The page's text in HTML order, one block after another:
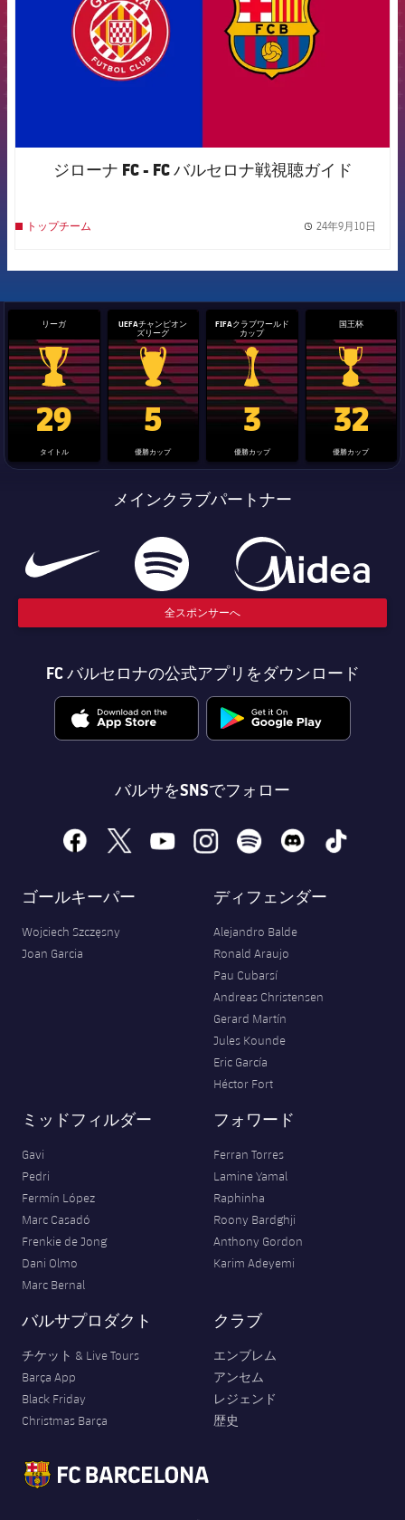
ジローナ FC - FC バルセロナ戦視聴ガイド
トップチーム 24年9月10日
リーガ
La Liga trophy
29
タイトル
UEFAチャンピオン
ズリーグ
Champions League trophy
5
優勝カップ
FIFAクラブワールド
カップ
label.aria.clubworldcup
3
優勝カップ
国王杯
国王杯
32
優勝カップ
メインクラブパートナー
全スポンサーへ
FC バルセロナの公式アプリをダウンロード
バルサをSNSでフォロー
facebook
x youtubeinstagramspotify discord tiktok
ゴールキーパー
Wojciech Szczęsny
Joan Garcia
ディフェンダー
Alejandro Balde
Ronald Araujo
Pau Cubarsí
Andreas Christensen
Gerard Martín
Jules Kounde
Eric García
Héctor Fort
ミッドフィルダー
Gavi
Pedri
Fermín López
Marc Casadó
Frenkie de Jong
Dani Olmo
Marc Bernal
フォワード
Ferran Torres
Lamine Yamal
Raphinha
Roony Bardghji
Anthony Gordon
Karim Adeyemi
バルサプロダクト
チケット & Live Tours
Barça App
Black Friday
Christmas Barça
クラブ
エンブレム
アンセム
レジェンド
歴史